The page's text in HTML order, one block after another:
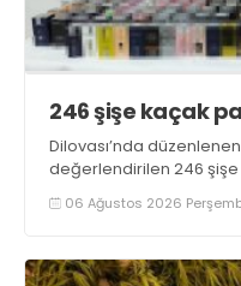
246 şişe kaçak
Dilovası’nda
değerlendirilen 246
06 Ağustos 2026